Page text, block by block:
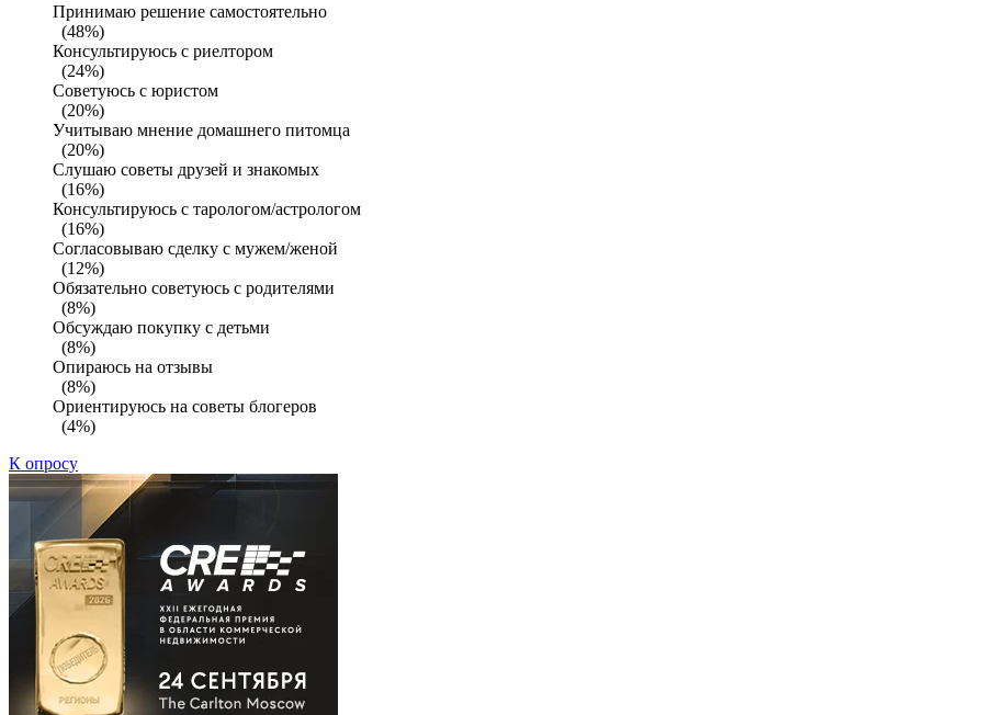
Принимаю решение самостоятельно
(48%)
Консультируюсь с риелтором
(24%)
Советуюсь с юристом
(20%)
Учитываю мнение домашнего питомца
(20%)
Слушаю советы друзей и знакомых
(16%)
Консультируюсь с тарологом/астрологом
(16%)
Согласовываю сделку с мужем/женой
(12%)
Обязательно советуюсь с родителями
(8%)
Обсуждаю покупку с детьми
(8%)
Опираюсь на отзывы
(8%)
Ориентируюсь на советы блогеров
(4%)
К опросу